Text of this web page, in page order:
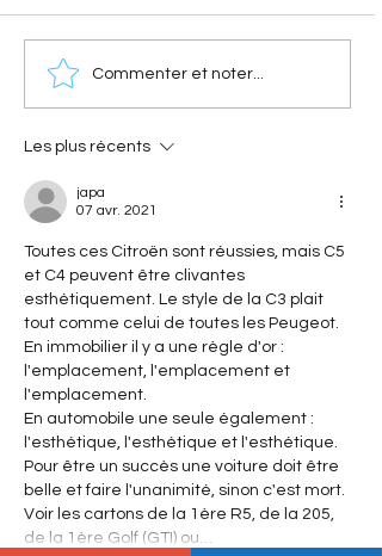
[Les séries spéciales
spéciale devenue
Commenter et noter...
Les plus récents
japa
07 avr. 2021
Toutes ces Citroën sont réussies, mais C5
et C4 peuvent être clivantes
esthétiquement. Le style de la C3 plait
tout comme celui de toutes les Peugeot.
En immobilier il y a une règle d'or :
l'emplacement, l'emplacement et
l'emplacement.
En automobile une seule également :
l'esthétique, l'esthétique et l'esthétique.
Pour être un succès une voiture doit être
belle et faire l'unanimité, sinon c'est mort.
Voir les cartons de la 1ère R5, de la 205,
de la 1ère Golf (GTI) ou…